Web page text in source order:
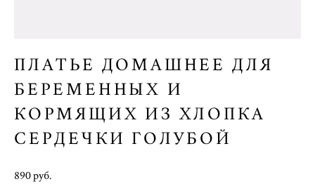
ПЛАТЬЕ ДОМАШНЕЕ ДЛЯ
БЕРЕМЕННЫХ И
КОРМЯЩИХ ИЗ ХЛОПКА
СЕРДЕЧКИ ГОЛУБОЙ
890 pуб.